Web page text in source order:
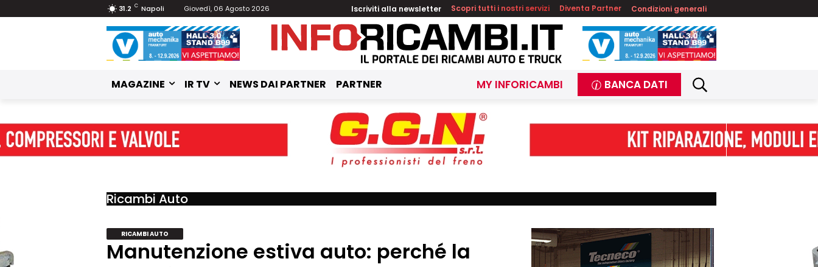
31.2 C Napoli Giovedì, 06 Agosto 2026 Iscriviti alla newsletter Scopri tutti i nostri servizi Diventa Partner Condizioni generali
MAGAZINE IR TV NEWS DAI PARTNER PARTNER MY INFORICAMBI BANCA DATI
Ricambi Auto
RICAMBI AUTO
Manutenzione estiva auto: perché la